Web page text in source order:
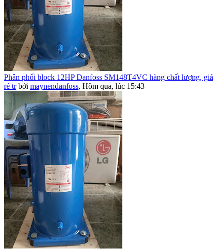
Phân phối block 12HP Danfoss SM148T4VC hàng chất lượng, giá
rẻ tr bởi maynendanfoss, Hôm qua, lúc 15:43